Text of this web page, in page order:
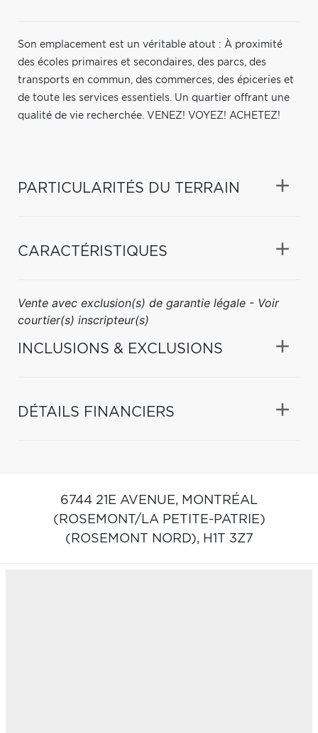
Son emplacement est un véritable atout : À proximité
des écoles primaires et secondaires, des parcs, des
transports en commun, des commerces, des épiceries et
de toute les services essentiels. Un quartier offrant une
qualité de vie recherchée. VENEZ! VOYEZ! ACHETEZ!
PARTICULARITÉS DU TERRAIN
CARACTÉRISTIQUES
Vente avec exclusion(s) de garantie légale - Voir
courtier(s) inscripteur(s)
INCLUSIONS & EXCLUSIONS
DÉTAILS FINANCIERS
6744 21E AVENUE, MONTRÉAL
(ROSEMONT/LA PETITE-PATRIE)
(ROSEMONT NORD), H1T 3Z7